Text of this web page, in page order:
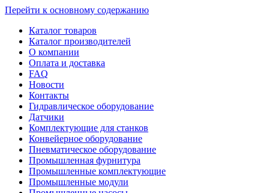
Перейти к основному содержанию
Каталог товаров
Каталог производителей
О компании
Оплата и доставка
FAQ
Новости
Контакты
Гидравлическое оборудование
Датчики
Комплектующие для станков
Конвейерное оборудование
Пневматическое оборудование
Промышленная фурнитура
Промышленные комплектующие
Промышленные модули